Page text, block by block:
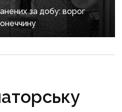
за добу: ворог